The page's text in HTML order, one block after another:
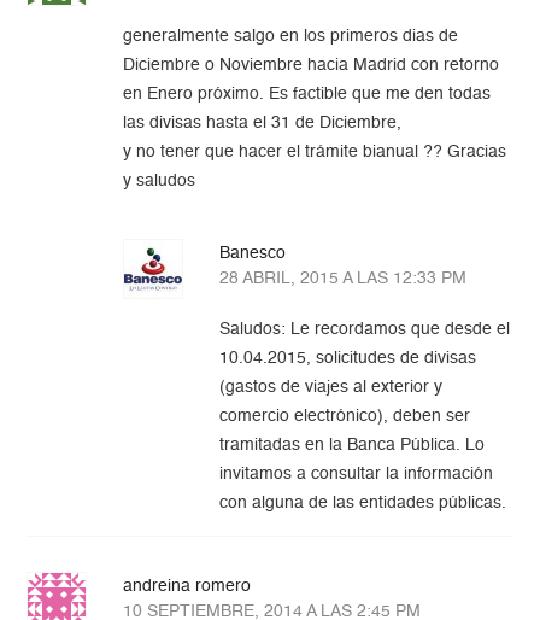
generalmente salgo en los primeros dias de
Diciembre o Noviembre hacia Madrid con retorno
en Enero próximo. Es factible que me den todas
las divisas hasta el 31 de Diciembre,
y no tener que hacer el trámite bianual ?? Gracias
y saludos
Banesco
28 ABRIL, 2015 A LAS 12:33 PM
Saludos: Le recordamos que desde el
10.04.2015, solicitudes de divisas
(gastos de viajes al exterior y
comercio electrónico), deben ser
tramitadas en la Banca Pública. Lo
invitamos a consultar la información
con alguna de las entidades públicas.
andreina romero
10 SEPTIEMBRE, 2014 A LAS 2:45 PM